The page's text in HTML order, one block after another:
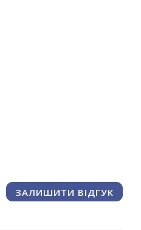
ЗАЛИШИТИ ВІДГУК